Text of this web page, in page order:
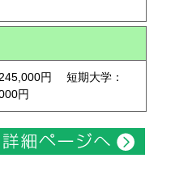
円 短期大学：
円